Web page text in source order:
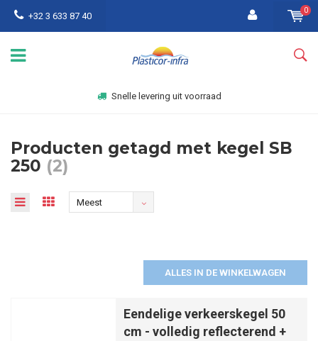
+32 3 633 87 40
0
Snelle levering uit voorraad
Producten getagd met kegel SB
250 (2)
Meest
ALLES IN DE WINKELWAGEN
Eendelige verkeerskegel 50
cm - volledig reflecterend +